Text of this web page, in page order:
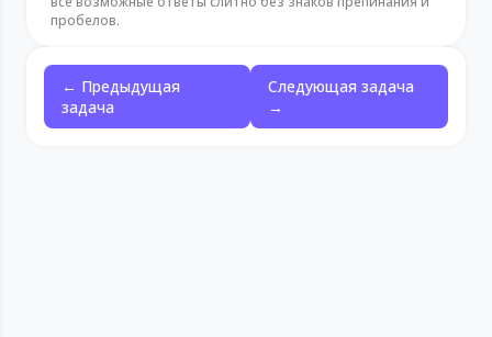
пробелов.
← Предыдущая
задача
Следующая задача
→